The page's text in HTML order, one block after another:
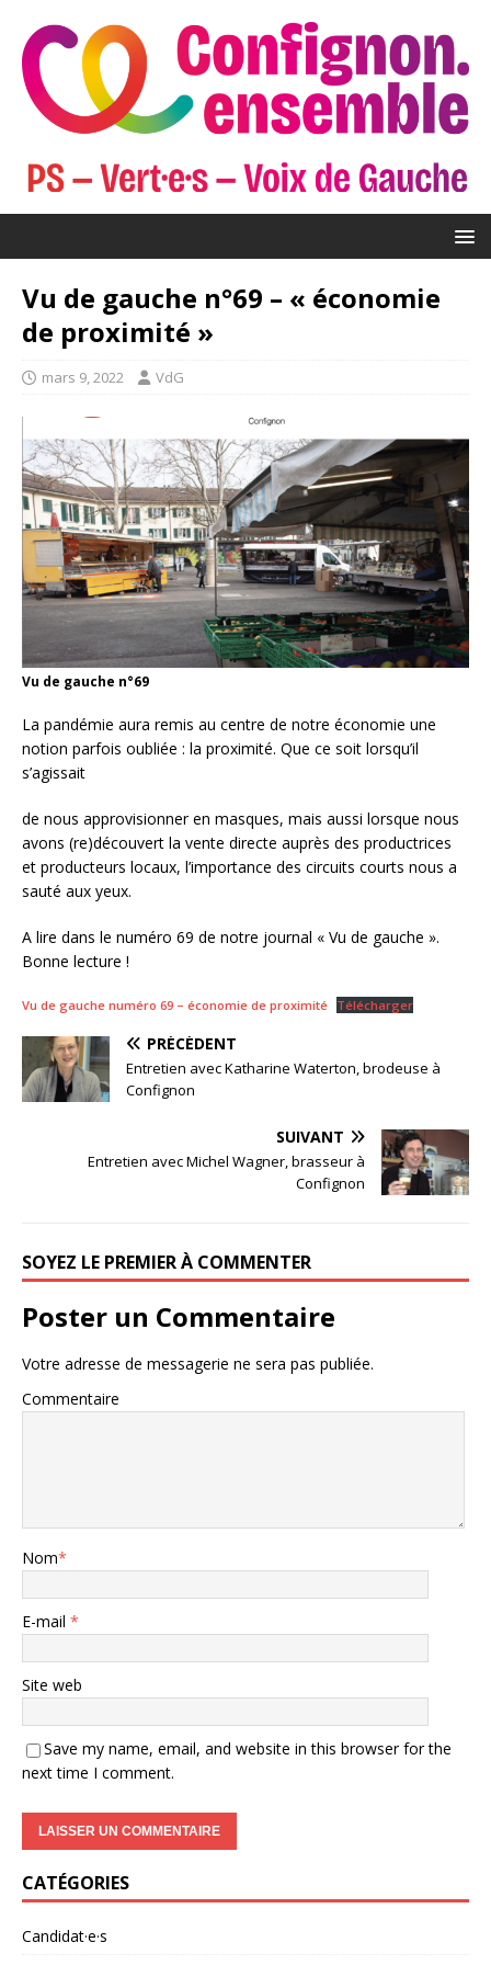
Vu de gauche n°69 – « économie
de proximité »
mars 9, 2022 VdG
Vu de gauche n°69
La pandémie aura remis au centre de notre économie une
notion parfois oubliée : la proximité. Que ce soit lorsqu’il
s’agissait
de nous approvisionner en masques, mais aussi lorsque nous
avons (re)découvert la vente directe auprès des productrices
et producteurs locaux, l’importance des circuits courts nous a
sauté aux yeux.
A lire dans le numéro 69 de notre journal « Vu de gauche ».
Bonne lecture !
Vu de gauche numéro 69 – économie de proximité Télécharger
PRÉCÉDENT
Entretien avec Katharine Waterton, brodeuse à
Confignon
SUIVANT
Entretien avec Michel Wagner, brasseur à
Confignon
SOYEZ LE PREMIER À COMMENTER
Poster un Commentaire
Votre adresse de messagerie ne sera pas publiée.
Commentaire
Nom*
E-mail *
Site web
Save my name, email, and website in this browser for the
next time I comment.
l
t
e
CATÉGORIES
Candidat·e·s